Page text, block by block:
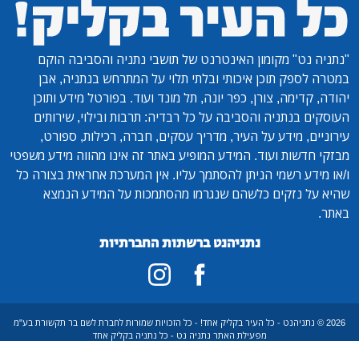
"נתניה נט" מקומון האינטרנט של תושבי נתניה והסביבה הוקם
במטרה לספק תוכן איכותי ובלתי תלוי על המתרחש בנתניה, אבן
יהודה, קדימה, צורן, כפר יונה, תל מונד ועוד. בפורטל מידע ותוכן
העוסקים בנתניה והסביבה על כל רבדיה: תרבות ובילוי, שירותים
עירוניים, מידע על העיר, מדריך עסקים, חברה, רכילות, ספורט,
מבזקי חדשות ועוד. המידע המופיע באתר זה אינו מהווה מידע משפטי
ו/או מידע רשמי הניתן להסתמך עליו. אין המערכת אחראית בצורה כל
שהיא על נזקים כלשהם שנגרמו מהסתמכות על המידע הנמצא
באתר.
נתניהנט ברשתות החברתיות
2026 © נתניהנט - כל העיר בקליק אחד! - כל הזכויות שמורות לחברת לשם בר תקשורת בע"מ
מפעילת האתר נתניה נט - כל נתניה בקליק אחד